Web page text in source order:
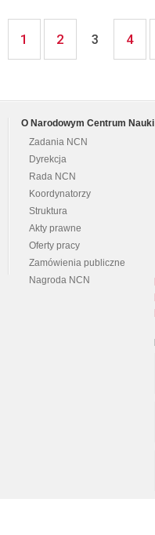
1 2 3 4
O Narodowym Centrum Nauki
Zadania NCN
Dyrekcja
Rada NCN
Koordynatorzy
Struktura
Akty prawne
Oferty pracy
Zamówienia publiczne
Nagroda NCN